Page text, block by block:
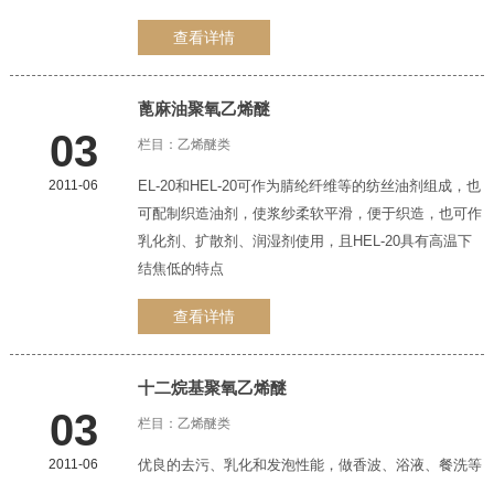
查看详情
03
2011-06
蓖麻油聚氧乙烯醚
栏目： 乙烯醚类
EL-20和HEL-20可作为腈纶纤维等的纺丝油剂组成，也
可配制织造油剂，使浆纱柔软平滑，便于织造，也可作
乳化剂、扩散剂、润湿剂使用，且HEL-20具有高温下
结焦低的特点
查看详情
03
2011-06
十二烷基聚氧乙烯醚
栏目： 乙烯醚类
优良的去污、乳化和发泡性能，做香波、浴液、餐洗等